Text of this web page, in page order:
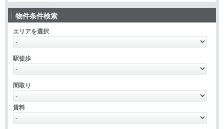
物件条件検索
エリアを選択
駅徒歩
間取り
賃料